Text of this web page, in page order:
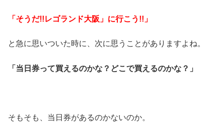
「そうだ!!レゴランド大阪」に行こう!!」
と急に思いついた時に、次に思うことがありますよね。
「当日券って買えるのかな？どこで買えるのかな？」
そもそも、当日券があるのかないのか。